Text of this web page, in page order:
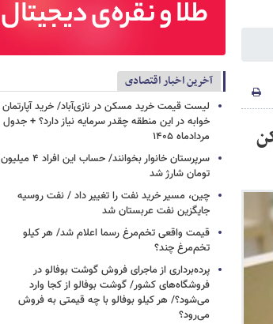
آخرین اخبار اقتصادی
خوابه در این منطقه چقدر سرمایه نیاز دارد؟ + جدول
مردادماه ۱۴۰۵
سرپرستان خانوار بخوانند/ حساب این افراد ۴ میلیون
تومان شارژ شد
چین، مسیر خرید نفت را تغییر داد / نفت روسیه
جایگزین نفت عربستان شد
قیمت واقعی تخم‌مرغ رسما اعلام شد/ هر کیلو
تخم‌مرغ چند؟
پرده‌برداری از ماجرای فروش گوشت بوفالو در
فروشگاه‌های کشور/ گوشت بوفالو از کجا وارد
می‌شود؟/ هر کیلو بوفالو با چه قیمتی به فروش
می‌رود؟